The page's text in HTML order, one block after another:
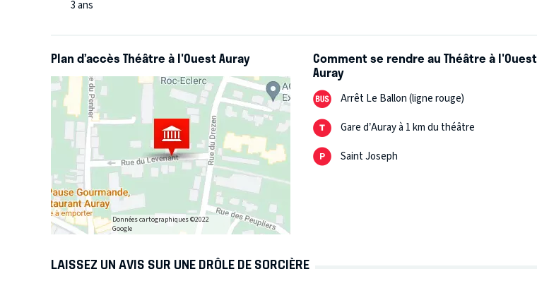
3 ans
Plan d’accès Théâtre à l'Ouest Auray
Données cartographiques ©2022
Google
Comment se rendre au Théâtre à l'Ouest
Auray
Arrêt Le Ballon (ligne rouge)
Gare d’Auray à 1 km du théâtre
Saint Joseph
LAISSEZ UN AVIS SUR UNE DRÔLE DE SORCIÈRE